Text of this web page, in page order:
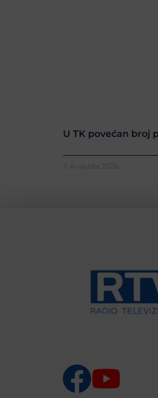
U TK povećan broj
7. Augusta 2026.